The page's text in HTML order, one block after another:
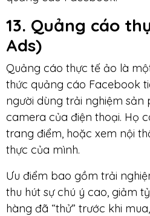
13. Quảng cáo
Ads)
Quảng cáo thực tế ảo là
thức quảng cáo Facebook
người dùng trải nghiệm sản
camera của điện thoại. Họ
trang điểm, hoặc xem nội
thực của mình.
Ưu điểm bao gồm trải
thu hút sự chú ý cao, giảm
hàng đã “thử” trước khi